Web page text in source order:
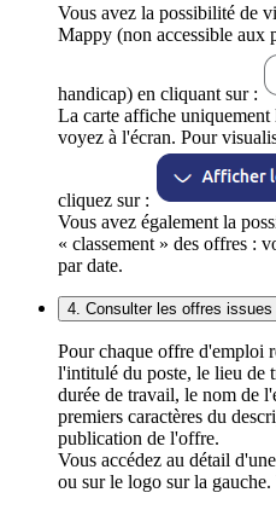
Vous avez la possibilité de
Mappy (non accessible aux
handicap) en cliquant sur :
La carte affiche
voyez à l'écran. Pour
cliquez sur :
Vous avez également la
« classement » des offres :
par date.
4. Consulter les offres
Pour chaque offre d'emploi
l'intitulé du poste, le lieu de
durée de travail, le nom de
premiers caractères du
publication de l'offre.
Vous accédez au détail
ou sur le logo sur la